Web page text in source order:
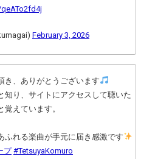
February 3, 2026
き、ありがとうございます
知り、サイトにアクセスして聴いた
えています。
ふれる楽曲が手元に届き感激です
プ #TetsuyaKomuro